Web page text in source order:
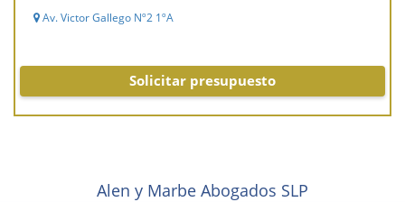
Av. Victor Gallego Nº2 1ºA
Solicitar presupuesto
Alen y Marbe Abogados SLP